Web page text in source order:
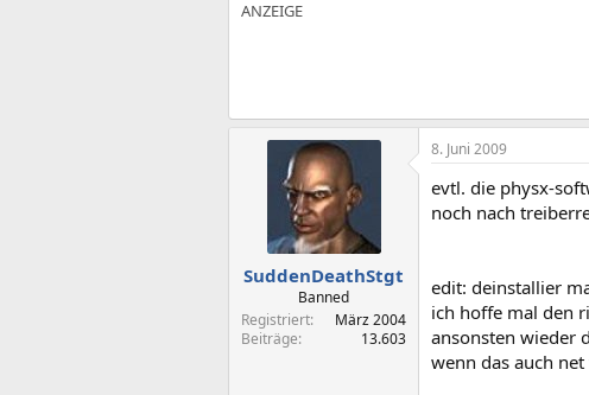
SuddenDeathStgt
Banned
Registriert
März 2004
Beiträge
13.603
8. Juni 2009
evtl. die physx-
noch nach
edit: deinstallier
ich hoffe mal den
ansonsten wieder
wenn das auch